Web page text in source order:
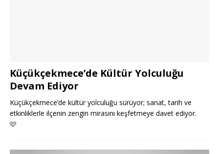
Küçükçekmece’de Kültür Yolculuğu
Devam Ediyor
Küçükçekmece’de kültür yolculuğu sürüyor; sanat, tarih ve
etkinliklerle ilçenin zengin mirasını keşfetmeye davet ediyor.
🩷